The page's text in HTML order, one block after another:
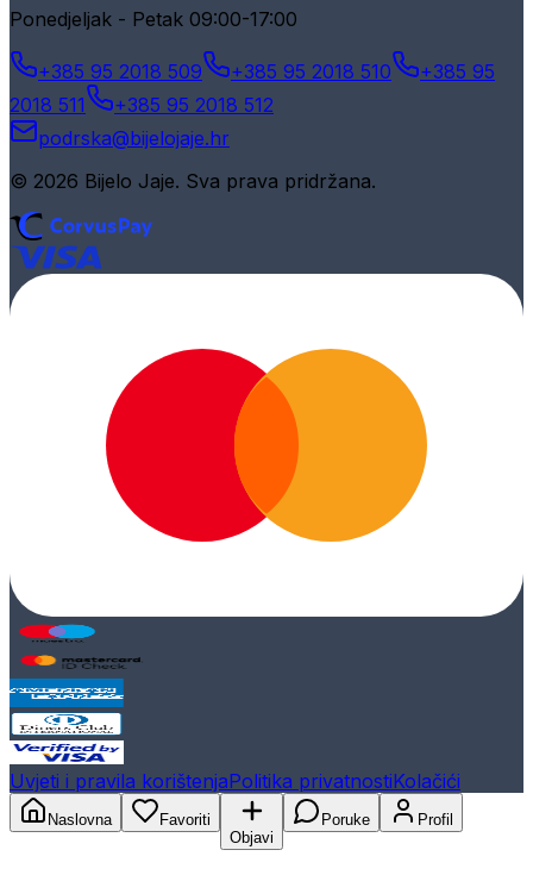
Ponedjeljak - Petak 09:00-17:00
+385 95 2018 509 +385 95 2018 510
+385 95
2018 511
+385 95 2018 512
podrska@bijelojaje.hr
© 2026 Bijelo Jaje. Sva prava pridržana.
Uvjeti i pravila korištenjaPolitika privatnostiKolačići
Naslovna
Favoriti
Objavi
Poruke Profil